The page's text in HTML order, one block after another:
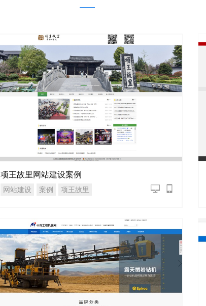
项王故里网站建设案例
网站建设 案例 项王故里